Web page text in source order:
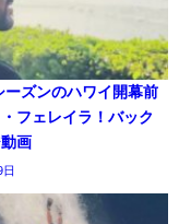
ーズンのハワイ開幕前
フェレイラ！バック
画